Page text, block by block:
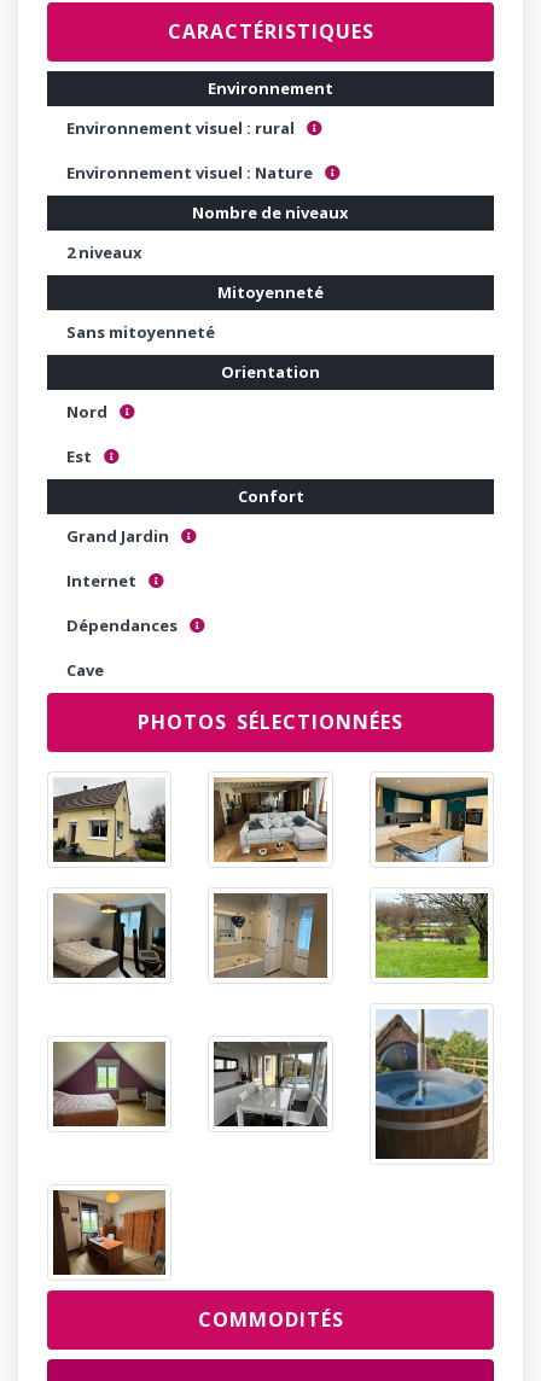
CARACTÉRISTIQUES
Environnement
Environnement visuel : rural
Village, campagne, champêtre ....
Environnement visuel : Nature
Golf, forêt, parc, rivière ,montagne...
Nombre de niveaux
2 niveaux
Mitoyenneté
Sans mitoyenneté
Orientation
Nord
L'idéal pour les chambres
Est
Idéal pour les chambres
Confort
Grand Jardin
plus de 500 m2
Internet
Fibre optique ou excellent débit
Dépendances
Sous sol, garage , buanderie , cave ...
Cave
PHOTOS SÉLECTIONNÉES
COMMODITÉS